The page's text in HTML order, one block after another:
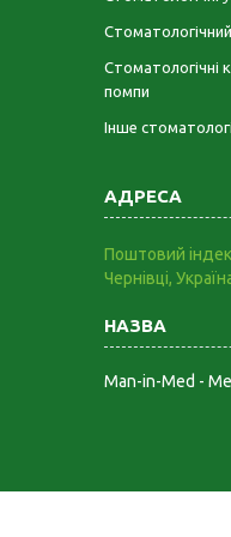
Стоматологічні
помпи
Інше
Поштовий
Чернівці,
Man-in-Med -